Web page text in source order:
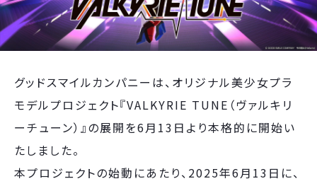
グッドスマイルカンパニーは、オリジナル美少女プラ
モデルプロジェクト『VALKYRIE TUNE（ヴァルキリ
ーチューン）』の展開を6月13日より本格的に開始い
たしました。
本プロジェクトの始動にあたり、2025年6月13日に、